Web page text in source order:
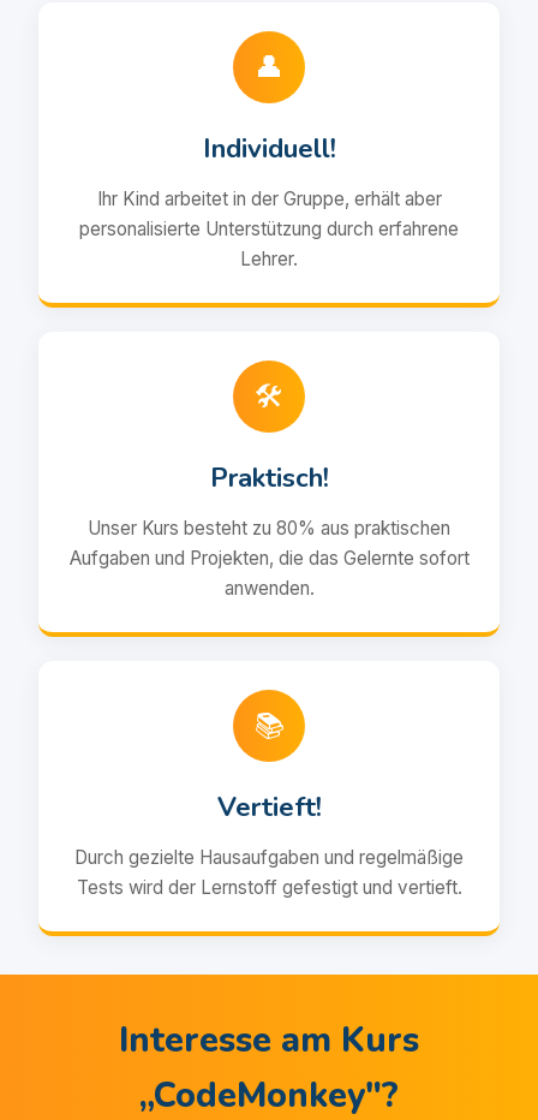
👤
Individuell!
Ihr Kind arbeitet in der Gruppe, erhält aber
personalisierte Unterstützung durch erfahrene
Lehrer.
🛠️
Praktisch!
Unser Kurs besteht zu 80% aus praktischen
Aufgaben und Projekten, die das Gelernte sofort
anwenden.
📚
Vertieft!
Durch gezielte Hausaufgaben und regelmäßige
Tests wird der Lernstoff gefestigt und vertieft.
Interesse am Kurs
„CodeMonkey"?